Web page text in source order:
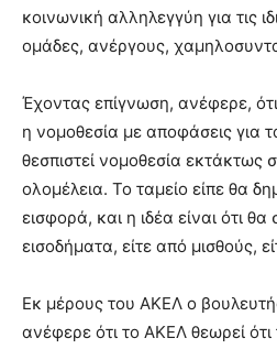
κοινωνική αλληλεγγύη για τις
ομάδες, ανέργους,
Έχοντας επίγνωση, ανέφερε,
η νομοθεσία με αποφάσεις για
θεσπιστεί νομοθεσία εκτάκτως
ολομέλεια. Το ταμείο είπε θα
εισφορά, και η ιδέα είναι ότι
εισοδήματα, είτε από μισθούς,
Εκ μέρους του ΑΚΕΛ ο
ανέφερε ότι το ΑΚΕΛ θεωρεί ότι